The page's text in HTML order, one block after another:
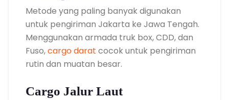
Metode yang paling banyak digunakan
untuk pengiriman Jakarta ke Jawa Tengah.
Menggunakan armada truk box, CDD, dan
Fuso,cargo darat cocok untuk pengiriman
rutin dan muatan besar.
Cargo Jalur Laut